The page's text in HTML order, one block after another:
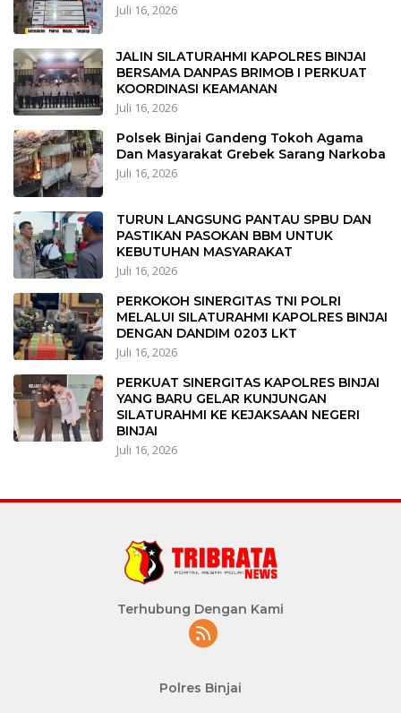
Juli 16, 2026
JALIN SILATURAHMI KAPOLRES BINJAI
BERSAMA DANPAS BRIMOB I PERKUAT
KOORDINASI KEAMANAN
Juli 16, 2026
Polsek Binjai Gandeng Tokoh Agama
Dan Masyarakat Grebek Sarang Narkoba
Juli 16, 2026
TURUN LANGSUNG PANTAU SPBU DAN
PASTIKAN PASOKAN BBM UNTUK
KEBUTUHAN MASYARAKAT
Juli 16, 2026
PERKOKOH SINERGITAS TNI POLRI
MELALUI SILATURAHMI KAPOLRES BINJAI
DENGAN DANDIM 0203 LKT
Juli 16, 2026
PERKUAT SINERGITAS KAPOLRES BINJAI
YANG BARU GELAR KUNJUNGAN
SILATURAHMI KE KEJAKSAAN NEGERI
BINJAI
Juli 16, 2026
Terhubung Dengan Kami
Polres Binjai